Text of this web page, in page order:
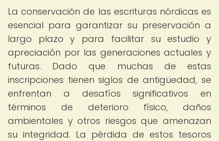
La conservación de las escrituras nórdicas es
esencial para garantizar su preservación a
largo plazo y para facilitar su estudio y
apreciación por las generaciones actuales y
futuras. Dado que muchas de estas
inscripciones tienen siglos de antigüedad, se
enfrentan a desafíos significativos en
términos de deterioro físico, daños
ambientales y otros riesgos que amenazan
su integridad. La pérdida de estos tesoros